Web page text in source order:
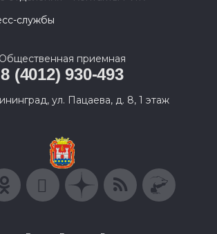
службы
Общественная приемная
8 (4012) 930-493
ул. Пацаева, д. 8, 1 этаж